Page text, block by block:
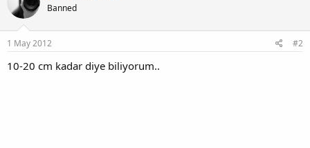
Banned
1 May 2012 #2
10-20 cm kadar diye biliyorum..